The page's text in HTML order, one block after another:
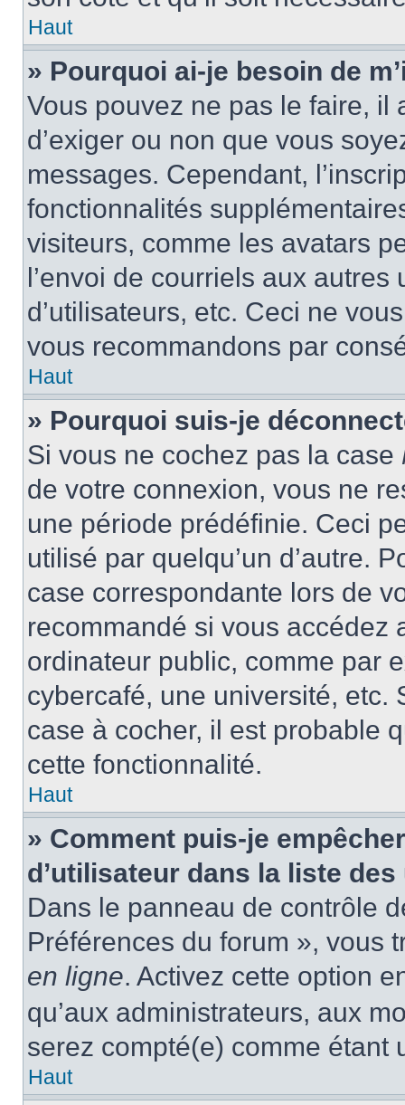
Haut
» Pourquoi ai-je besoin de
Vous pouvez ne pas le faire, il
d’exiger ou non que vous
messages. Cependant,
fonctionnalités
visiteurs, comme les avatars
l’envoi de courriels aux
d’utilisateurs, etc. Ceci ne
vous recommandons par
Haut
» Pourquoi suis-je
Si vous ne cochez pas la case
de votre connexion, vous ne
une période prédéfinie. Ceci
utilisé par quelqu’un d’autre.
case correspondante lors de
recommandé si vous accédez
ordinateur public, comme par
cybercafé, une université, etc.
case à cocher, il est probable
cette fonctionnalité.
Haut
» Comment puis-je
d’utilisateur dans la liste
Dans le panneau de contrôle
Préférences du forum », vous
en ligne. Activez cette option
qu’aux administrateurs, aux
serez compté(e) comme étant
Haut